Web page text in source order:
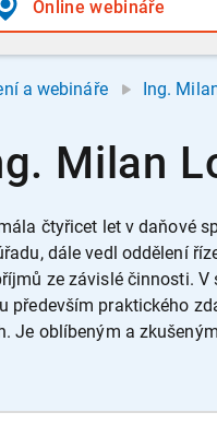
a webináře Ing.
Milan
čtyřicet let v daňové
dále vedl oddělení
ze závislé činnosti.
především praktického
Je oblíbeným a